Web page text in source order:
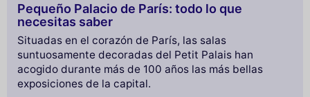
Pequeño Palacio de París: todo lo que
necesitas saber
Situadas en el corazón de París, las salas
suntuosamente decoradas del Petit Palais han
acogido durante más de 100 años las más bellas
exposiciones de la capital.